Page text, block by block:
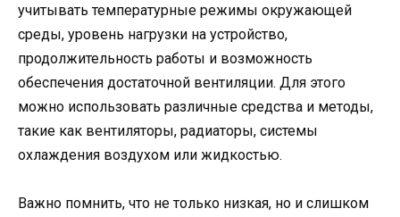
учитывать температурные режимы окружающей
среды, уровень нагрузки на устройство,
продолжительность работы и возможность
обеспечения достаточной вентиляции. Для этого
можно использовать различные средства и методы,
такие как вентиляторы, радиаторы, системы
охлаждения воздухом или жидкостью.
Важно помнить, что не только низкая, но и слишком